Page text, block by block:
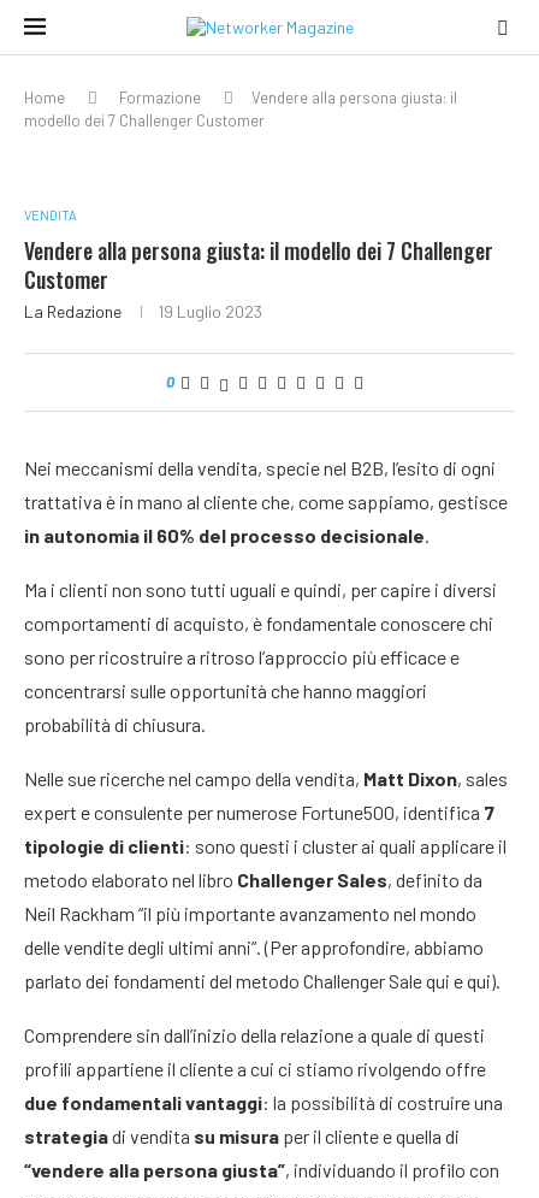
Home Formazione
Vendere alla persona giusta: il
modello dei 7 Challenger Customer
VENDITA
Vendere alla persona giusta: il modello dei 7 Challenger
Customer
La Redazione 19 Luglio 2023
0
Nei meccanismi della vendita, specie nel B2B, l’esito di ogni
trattativa è in mano al cliente che, come sappiamo, gestisce
in autonomia il 60% del processo decisionale.
Ma i clienti non sono tutti uguali e quindi, per capire i diversi
comportamenti di acquisto, è fondamentale conoscere chi
sono per ricostruire a ritroso l’approccio più efficace e
concentrarsi sulle opportunità che hanno maggiori
probabilità di chiusura.
Nelle sue ricerche nel campo della vendita, Matt Dixon, sales
expert e consulente per numerose Fortune500, identifica 7
tipologie di clienti: sono questi i cluster ai quali applicare il
metodo elaborato nel libro Challenger Sales, definito da
Neil Rackham “il più importante avanzamento nel mondo
delle vendite degli ultimi anni”. (Per approfondire, abbiamo
parlato dei fondamenti del metodo Challenger Sale qui e qui).
Comprendere sin dall’inizio della relazione a quale di questi
profili appartiene il cliente a cui ci stiamo rivolgendo offre
due fondamentali vantaggi: la possibilità di costruire una
strategiadi vendita su misura per il cliente e quella di
“vendere alla persona giusta”, individuando il profilo con